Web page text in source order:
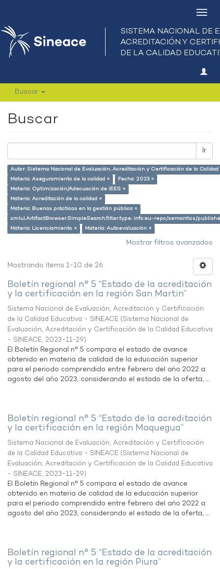
Buscar
Buscar
Ir
Autor: Sistema Nacional de Evaluación, Acreditación y Certificación de la
Materia: Aseguramiento de la calidad ×
Fecha: 2023 ×
Materia: Optimización/Adecuación de IEES ×
Materia: Acreditación de la calidad ×
Materia: Buenas prácticas en la gestión pública ×
xmlui.ArtifactBrowser.SimpleSearch.filter.type: info:eu-repo/semantics/
Materia: Licenciamiento ×
Materia: Autoevaluación ×
Mostrar filtros avanzados
Mostrando ítems 1-10 de 26
Boletín regional n° 5 “Estado de la acreditación
y la certificación en la región San Martin”
Sistema Nacional de Evaluación, Acreditación y Certificación
de la Calidad Educativa - SINEACE (Sistema Nacional de
Evaluación, Acreditación y Certificación de la Calidad Educativa
- SINEACE, 2023-11-29)
El Boletín Regional n° 5 compara el estado de avance
obtenido en materia de calidad de la educación superior
para el periodo comprendido entre febrero del año 2022 a
agosto del año 2023, considerando el estado de la oferta, ...
Boletín regional n° 5 “Estado de la acreditación
y la certificación en la región Moquegua”
Sistema Nacional de Evaluación, Acreditación y Certificación
de la Calidad Educativa - SINEACE (Sistema Nacional de
Evaluación, Acreditación y Certificación de la Calidad Educativa
- SINEACE, 2023-11-29)
El Boletín Regional n° 5 compara el estado de avance
obtenido en materia de calidad de la educación superior
para el periodo comprendido entre febrero del año 2022 a
agosto del año 2023, considerando el estado de la oferta, ...
Boletín regional n° 5 “Estado de la acreditación
y la certificación en la región Piura”